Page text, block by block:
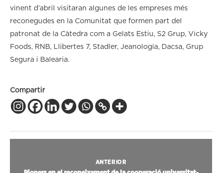
vinent d’abril visitaran algunes de les empreses més
reconegudes en la Comunitat que formen part del
patronat de la Càtedra com a Gelats Estiu, S2 Grup, Vicky
Foods, RNB, Llibertes 7, Stadler, Jeanología, Dacsa, Grup
Segura i Balearia.
Compartir
ANTERIOR